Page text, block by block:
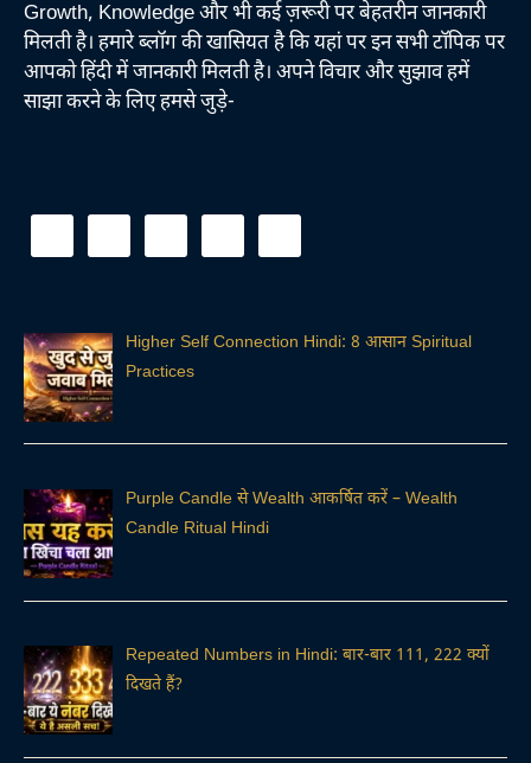
Growth, Knowledge और भी कई ज़रूरी पर बेहतरीन जानकारी
मिलती है। हमारे ब्लॉग की खासियत है कि यहां पर इन सभी टॉपिक पर
आपको हिंदी में जानकारी मिलती है। अपने विचार और सुझाव हमें
साझा करने के लिए हमसे जुड़े-
Higher Self Connection Hindi: 8 आसान Spiritual
Practices
Purple Candle से Wealth आकर्षित करें – Wealth
Candle Ritual Hindi
Repeated Numbers in Hindi: बार-बार 111, 222 क्यों
दिखते हैं?